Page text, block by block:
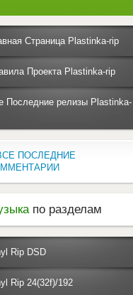
Страница Plastinka-rip
Проекта Plastinka-rip
Последние релизы Plastinka-
ПОСЛЕДНИЕ
по разделам
Rip DSD
Rip 24(32f)/192